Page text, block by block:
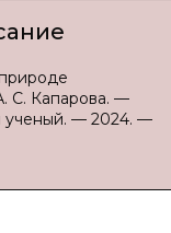
С. Капарова. —
ученый. — 2024. —